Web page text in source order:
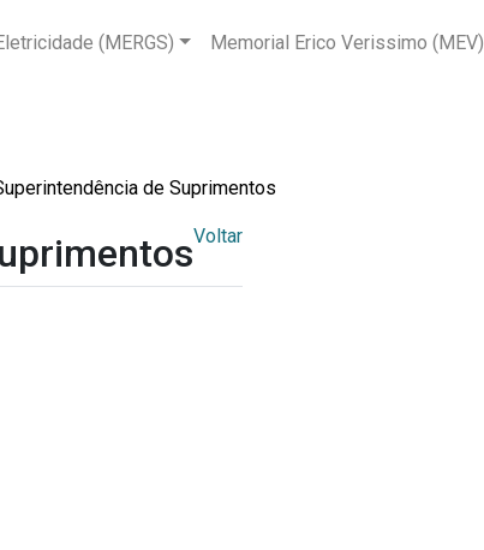
(MERGS) Memorial Erico Verissimo (MEV)
de Suprimentos
Voltar